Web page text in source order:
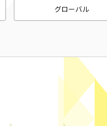
グローバル